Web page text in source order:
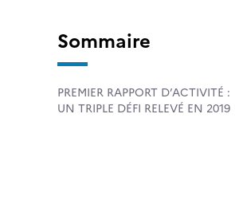
Sommaire
PREMIER RAPPORT D’ACTIVITÉ :
UN TRIPLE DÉFI RELEVÉ EN 2019